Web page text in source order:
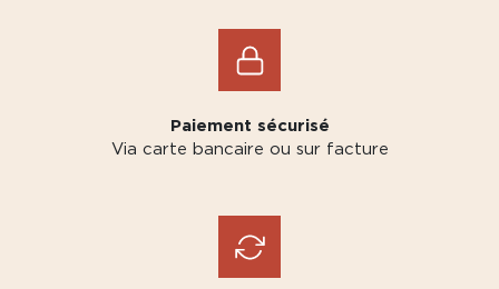
Paiement sécurisé
Via carte bancaire ou sur facture